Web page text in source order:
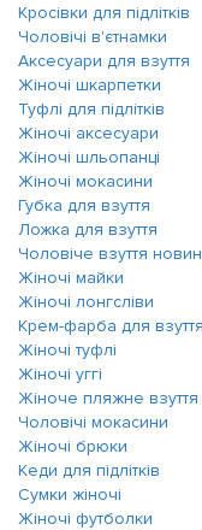
Кросівки для підлітків
Чоловічі в'єтнамки
Аксесуари для взуття
Жіночі шкарпетки
Туфлі для підлітків
Жіночі аксесуари
Жіночі шльопанці
Жіночі мокасини
Губка для взуття
Ложка для взуття
Чоловіче взуття
Жіночі майки
Жіночі лонгсліви
Крем-фарба для взуття
Жіночі туфлі
Жіночі уггі
Жіноче пляжне взуття
Чоловічі мокасини
Жіночі брюки
Кеди для підлітків
Сумки жіночі
Жіночі футболки